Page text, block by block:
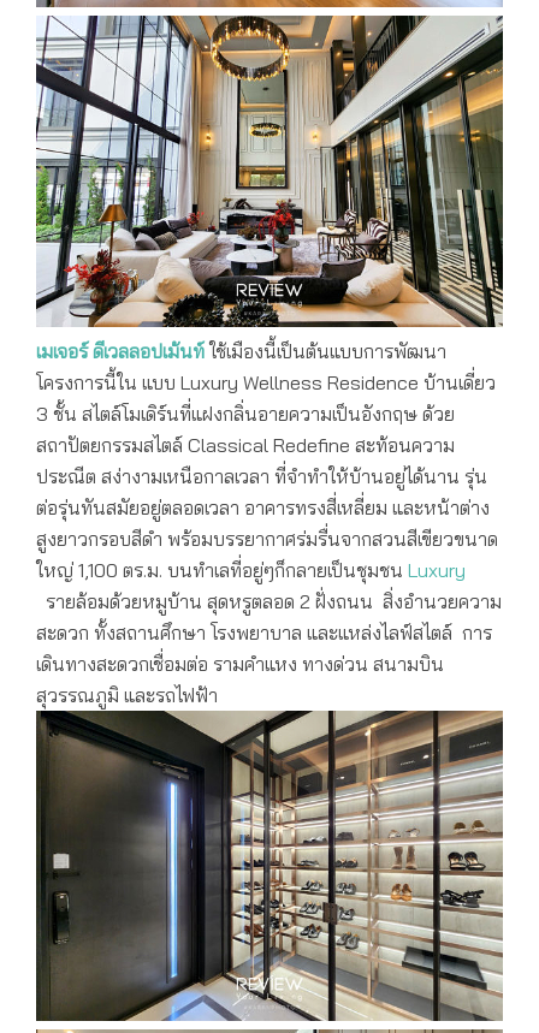
เมเจอร์ ดีเวลลอปเม้นท์ ใช้เมืองนี้เป็นต้นแบบการพัฒนา
โครงการนี้ใน แบบ Luxury Wellness Residence บ้านเดี่ยว
3 ชั้น สไตล์โมเดิร์นที่แฝงกลิ่นอายความเป็นอังกฤษ ด้วย
สถาปัตยกรรมสไตล์ Classical Redefine สะท้อนความ
ประณีต สง่างามเหนือกาลเวลา ที่จำทำให้บ้านอยู่ได้นาน รุ่น
ต่อรุ่นทันสมัยอยู่ตลอดเวลา อาคารทรงสี่เหลี่ยม และหน้าต่าง
สูงยาวกรอบสีดำ พร้อมบรรยากาศร่มรื่นจากสวนสีเขียวขนาด
ใหญ่ 1,100 ตร.ม. บนทำเลที่อยู่ๆก็กลายเป็นชุมชน Luxury
รายล้อมด้วยหมูบ้าน สุดหรูตลอด 2 ฝั่งถนน สิ่งอำนวยความ
สะดวก ทั้งสถานศึกษา โรงพยาบาล และแหล่งไลฟ์สไตล์ การ
เดินทางสะดวกเชื่อมต่อ รามคำแหง ทางด่วน สนามบิน
สุวรรณภูมิ และรถไฟฟ้า